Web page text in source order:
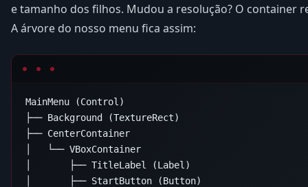
e tamanho dos filhos. Mudou a resolução? O container
A árvore do nosso menu fica assim:
MainMenu (Control)
├── Background (TextureRect)
├── CenterContainer
│   └── VBoxContainer
│       ├── TitleLabel (Label)
│       ├── StartButton (Button)